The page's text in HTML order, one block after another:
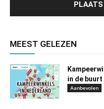
MEEST GELEZEN
in de buurt
Aanbevolen